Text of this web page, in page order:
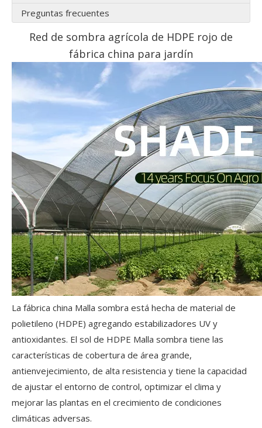
Preguntas frecuentes
Red de sombra agrícola de HDPE rojo de
fábrica china para jardín
La fábrica china Malla sombra está hecha de material de
polietileno (HDPE) agregando estabilizadores UV y
antioxidantes. El sol de HDPE Malla sombra tiene las
características de cobertura de área grande,
antienvejecimiento, de alta resistencia y tiene la capacidad
de ajustar el entorno de control, optimizar el clima y
mejorar las plantas en el crecimiento de condiciones
climáticas adversas.